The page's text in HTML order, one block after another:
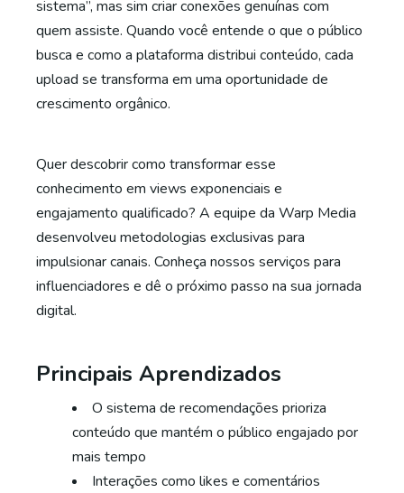
sistema”, mas sim criar conexões genuínas com
quem assiste. Quando você entende o que o público
busca e como a plataforma distribui conteúdo, cada
upload se transforma em uma oportunidade de
crescimento orgânico.
Quer descobrir como transformar esse
conhecimento em views exponenciais e
engajamento qualificado? A equipe da Warp Media
desenvolveu metodologias exclusivas para
impulsionar canais. Conheça nossos serviços para
influenciadores e dê o próximo passo na sua jornada
digital.
Principais Aprendizados
O sistema de recomendações prioriza
conteúdo que mantém o público engajado por
mais tempo
Interações como likes e comentários